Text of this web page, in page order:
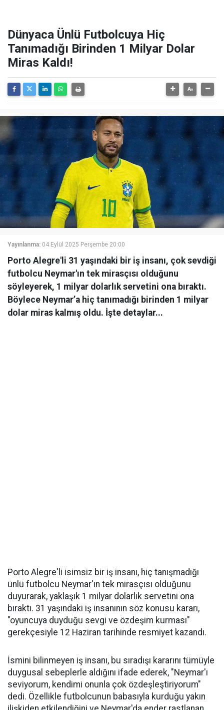
Dünyaca Ünlü Futbolcuya Hiç
Tanımadığı Birinden 1 Milyar Dolar
Miras Kaldı!
Yayınlanma: 04 Eylül 2025 Perşembe 20:00
Porto Alegre'li 31 yaşındaki bir iş insanı, çok sevdiği
futbolcu Neymar'ın tek mirasçısı olduğunu
söyleyerek, 1 milyar dolarlık servetini ona bıraktı.
Böylece Neymar’a hiç tanımadığı birinden 1 milyar
dolar miras kalmış oldu. İşte detaylar...
Porto Alegre'li isimsiz bir iş insanı, hiç tanışmadığı
ünlü futbolcu Neymar'ın tek mirasçısı olduğunu
duyurarak, yaklaşık 1 milyar dolarlık servetini ona
bıraktı. 31 yaşındaki iş insanının söz konusu kararı,
"oyuncuya duyduğu sevgi ve özdeşim kurması"
gerekçesiyle 12 Haziran tarihinde resmiyet kazandı.
İsmini bilinmeyen iş insanı, bu sıradışı kararını tümüyle
duygusal sebeplerle aldığını ifade ederek, "Neymar'ı
seviyorum, kendimi onunla çok özdeşleştiriyorum"
dedi. Özellikle futbolcunun babasıyla kurduğu yakın